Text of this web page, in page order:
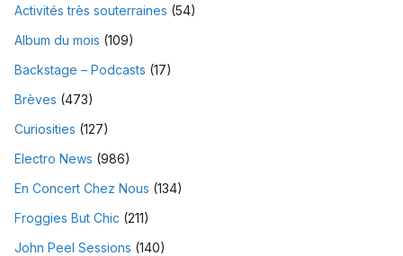
Activités très souterraines (54)
Album du mois (109)
Backstage – Podcasts (17)
Brèves (473)
Curiosities (127)
Electro News (986)
En Concert Chez Nous (134)
Froggies But Chic (211)
John Peel Sessions (140)